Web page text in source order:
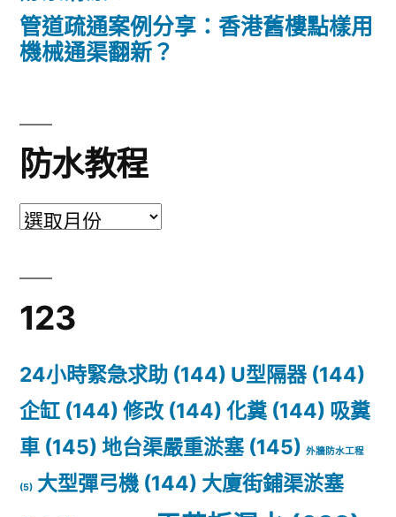
管道疏通案例分享：香港舊樓點樣用
機械通渠翻新？
防水教程
防
程
123
24小時緊急求助 (144) U型隔器 (144)
企缸 (144) 修改 (144) 化糞 (144) 吸糞
車 (145) 地台渠嚴重淤塞(145) 外牆防水工程
(5) 大型彈弓機 (144) 大廈街鋪渠淤塞